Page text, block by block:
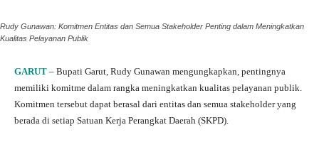
Rudy Gunawan: Komitmen Entitas dan Semua Stakeholder Penting dalam Meningkatkan
Kualitas Pelayanan Publik
GARUT – Bupati Garut, Rudy Gunawan mengungkapkan, pentingnya
memiliki komitme dalam rangka meningkatkan kualitas pelayanan publik.
Komitmen tersebut dapat berasal dari entitas dan semua stakeholder yang
berada di setiap Satuan Kerja Perangkat Daerah (SKPD).